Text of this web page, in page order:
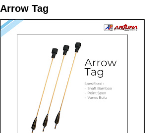
Arrow Tag